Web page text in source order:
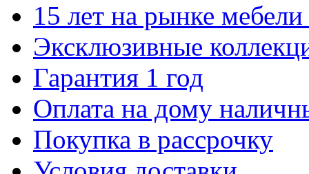
15 лет на рынке
Эксклюзивные
Гарантия 1 год
Оплата на дому
Покупка в рассрочку